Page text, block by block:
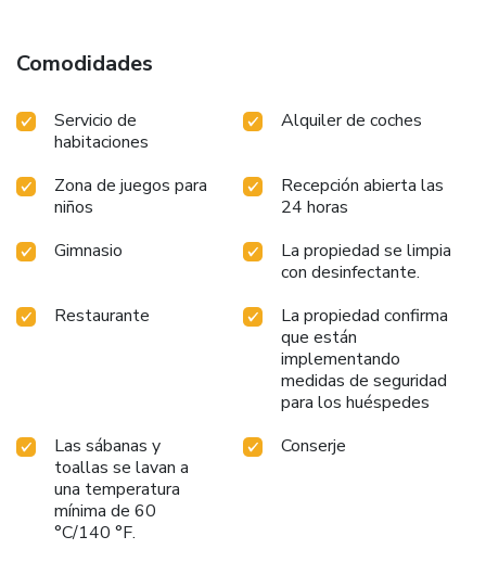
Comodidades
Servicio de
habitaciones
Alquiler de coches
Zona de juegos para
niños
Recepción abierta las
24 horas
Gimnasio
La propiedad se limpia
con desinfectante.
Restaurante
La propiedad confirma
que están
implementando
medidas de seguridad
para los huéspedes
Las sábanas y
toallas se lavan a
una temperatura
mínima de 60
°C/140 °F.
Conserje